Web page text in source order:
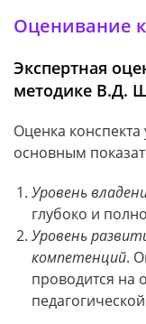
Оценивание
Экспертная
методике В.Д.
Оценка
основным
Уровень
глубоко и
Уровень
компетенций.
проводится на